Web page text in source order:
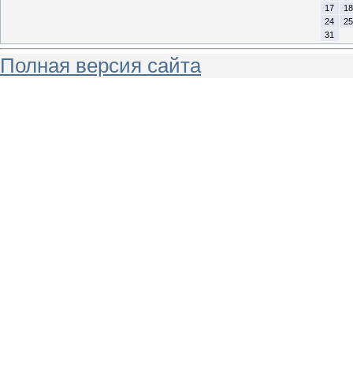
17
18
24
25
31
Полная версия сайта